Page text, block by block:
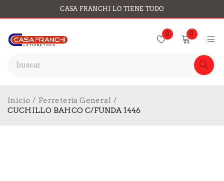
CASA FRANCHI LO TIENE TODO
0 0
Inicio / Ferretería General /
CUCHILLO BAHCO C/FUNDA 1446